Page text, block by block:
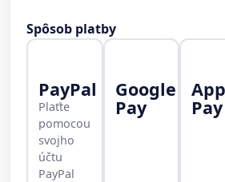
Spôsob platby
PayPal
Plaťte
pomocou
svojho
účtu
PayPal
Google
Pay Pay